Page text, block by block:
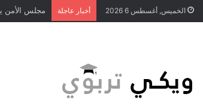
الخميس, أغسطس 6 2026 أخبار عاجلة مجلس الأمن